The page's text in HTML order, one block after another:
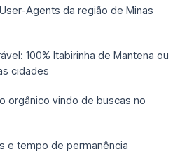
Agents da região de Minas
100% Itabirinha de Mantena ou
cidades
orgânico vindo de buscas no
e tempo de permanência